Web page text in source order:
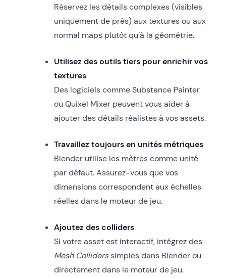
Réservez les détails complexes (visibles
uniquement de près) aux textures ou aux
normal maps plutôt qu’à la géométrie.
Utilisez des outils tiers pour enrichir vos
textures
Des logiciels comme Substance Painter
ou Quixel Mixer peuvent vous aider à
ajouter des détails réalistes à vos assets.
Travaillez toujours en unités métriques
Blender utilise les mètres comme unité
par défaut. Assurez-vous que vos
dimensions correspondent aux échelles
réelles dans le moteur de jeu.
Ajoutez des colliders
Si votre asset est interactif, intégrez des
Mesh Colliderssimples dans Blender ou
directement dans le moteur de jeu.